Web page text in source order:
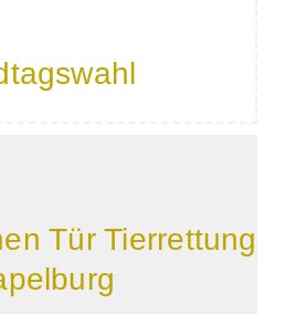
Tür Tierrettung